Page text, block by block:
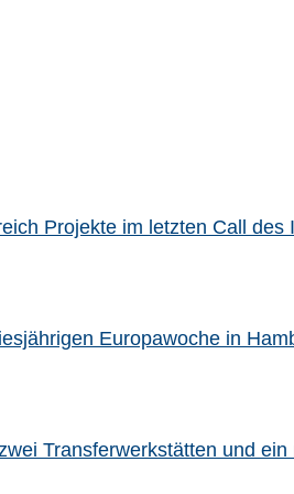
Projekte im letzten Call des
Europawoche in
Transferwerkstätten und